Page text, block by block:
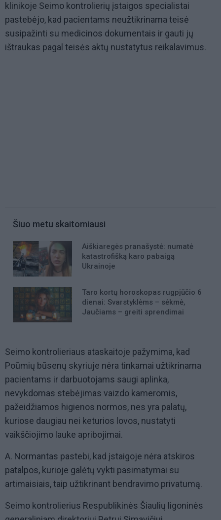
klinikoje Seimo kontrolierių įstaigos specialistai
pastebėjo, kad pacientams neužtikrinama teisė
susipažinti su medicinos dokumentais ir gauti jų
ištraukas pagal teisės aktų nustatytus reikalavimus.
Šiuo metu skaitomiausi
Aiškiaregės pranašystė: numatė
katastrofišką karo pabaigą
Ukrainoje
Taro kortų horoskopas rugpjūčio 6
dienai: Svarstyklėms – sėkmė,
Jaučiams – greiti sprendimai
Seimo kontrolieriaus ataskaitoje pažymima, kad
Poūmių būsenų skyriuje nėra tinkamai užtikrinama
pacientams ir darbuotojams saugi aplinka,
nevykdomas stebėjimas vaizdo kameromis,
pažeidžiamos higienos normos, nes yra palatų,
kuriose daugiau nei keturios lovos, nustatyti
vaikščiojimo lauke apribojimai.
A. Normantas pastebi, kad įstaigoje nėra atskiros
patalpos, kurioje galėtų vykti pasimatymai su
artimaisiais, taip užtikrinant bendravimo privatumą.
Seimo kontrolierius Respublikinės Šiaulių ligoninės